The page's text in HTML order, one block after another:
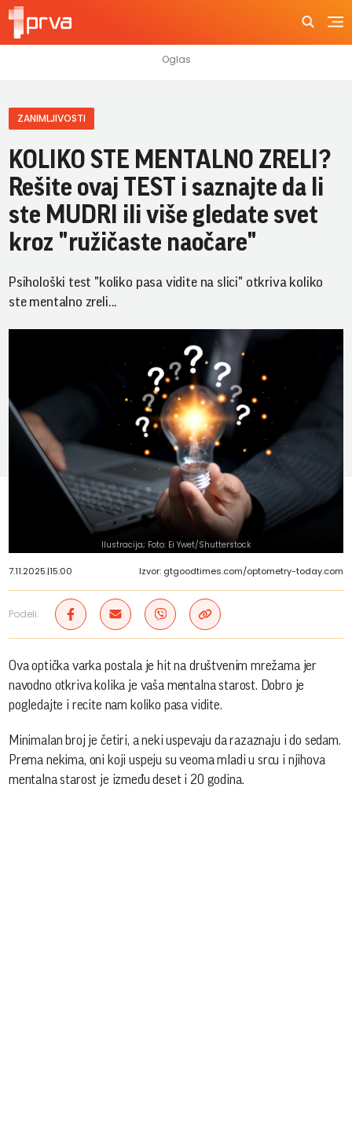
ZANIMLJIVOSTI
KOLIKO STE MENTALNO ZRELI?
Rešite ovaj TEST i saznajte da li
ste MUDRI ili više gledate svet
kroz "ružičaste naočare"
Psihološki test "koliko pasa vidite na slici" otkriva koliko
ste mentalno zreli...
Ilustracija; Foto: Ei Ywet/Shutterstock
7.11.2025.|15:00 Izvor: gtgoodtimes.com/optometry-today.com
Podeli:
Ova optička varka postala je hit na društvenim mrežama jer
navodno otkriva kolika je vaša mentalna starost. Dobro je
pogledajte i recite nam koliko pasa vidite.
Minimalan broj je četiri, a neki uspevaju da razaznaju i do sedam.
Prema nekima, oni koji uspeju su veoma mladi u srcu i njihova
mentalna starost je između deset i 20 godina.